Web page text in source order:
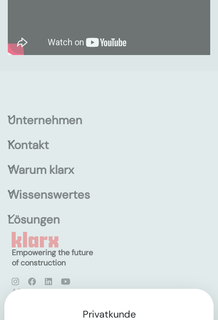
Unternehmen
Kontakt
Warum klarx
Wissenswertes
Lösungen
Empowering the future
of construction
AGB
Privatkunde